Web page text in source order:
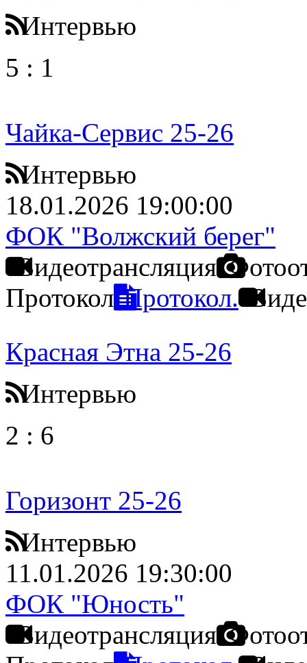
Интервью
5 : 1
Чайка-Сервис 25-26
Интервью
18.01.2026 19:00:00
ФОК "Волжский берег"
Видеотрансляция
Протокол Протокол.
Красная Этна 25-26
Интервью
2 : 6
Горизонт 25-26
Интервью
11.01.2026 19:30:00
ФОК "Юность"
Видеотрансляция